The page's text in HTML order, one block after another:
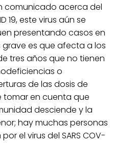
comunicado acerca del
19, este virus aún se
presentando casos en
grave es que afecta a los
tres años que no tienen
o
de las dosis de
tomar en cuenta que
desciende y la
hay muchas personas
el virus del SARS COV-